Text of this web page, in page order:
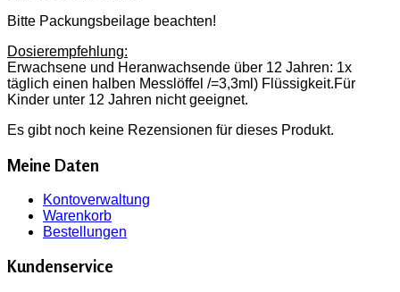
Bitte Packungsbeilage beachten!
Dosierempfehlung:
Erwachsene und Heranwachsende über 12 Jahren: 1x
täglich einen halben Messlöffel /=3,3ml) Flüssigkeit.Für
Kinder unter 12 Jahren nicht geeignet.
Es gibt noch keine Rezensionen für dieses Produkt.
Meine Daten
Kontoverwaltung
Warenkorb
Bestellungen
Kundenservice